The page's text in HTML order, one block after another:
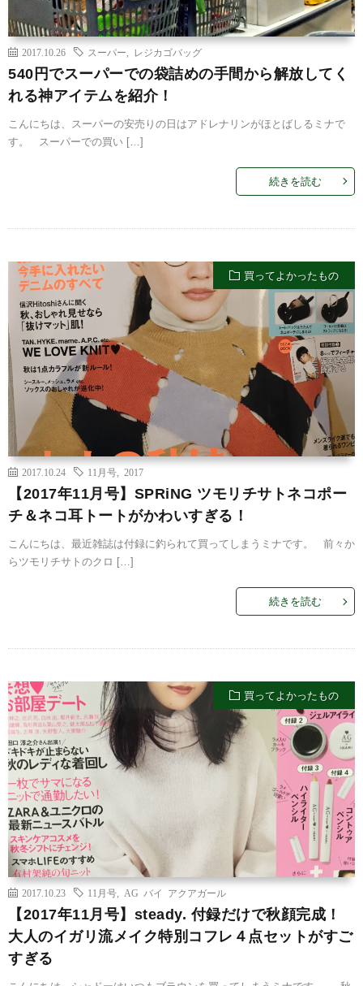
2017.10.26 スーパー レジカゴバッグ
540円でスーパーでの袋詰めの手間から解放してく
れる神アイテムを紹介！
こんにちは、スーパーの安売りの日はアドレナリンがほとばしるミナで
す。 スーパーでの買い […]
続きを読む
買ってよかったもの
2017.10.24 11月号 ,2017
【2017年11月号】SPRiNG ツモリチサトネコポー
チ＆ネコ耳トートがかわいすぎる！
こんにちは、最近雑誌は付録に釣られて買ってしまうミナです。 前々か
らツモリチサトのクロ […]
続きを読む
買ってよかったもの
2017.10.23 11月号 AG バイ アクアガール
【2017年11月号】steady. 付録だけで秋顔完成！
大人のイガリ流メイク特別コフレ４点セットがすご
すぎる